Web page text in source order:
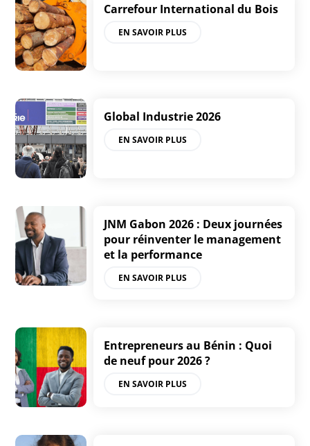
Carrefour International du Bois
EN SAVOIR PLUS
Global Industrie 2026
EN SAVOIR PLUS
JNM Gabon 2026 : Deux journées
pour réinventer le management
et la performance
EN SAVOIR PLUS
Entrepreneurs au Bénin : Quoi
de neuf pour 2026 ?
EN SAVOIR PLUS